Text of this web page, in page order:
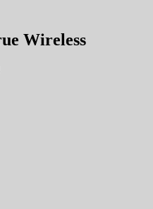
Wireless